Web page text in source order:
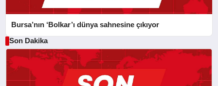
Bursa’nın ‘Bolkar’ı dünya sahnesine çıkıyor
Son Dakika